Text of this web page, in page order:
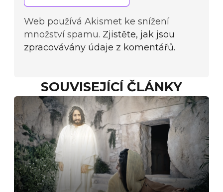
Web používá Akismet ke snížení
množství spamu. Zjistěte, jak jsou
zpracovávány údaje z komentářů.
SOUVISEJÍCÍ ČLÁNKY